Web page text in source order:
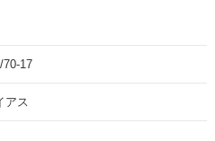
70-17
アス